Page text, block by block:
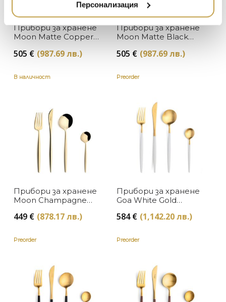
Персонализация
Прибори за хранене
Moon Matte Copper
505 € (987.69 лв.)
Прибори за хранене
Moon Matte Black
505 € (987.69 лв.)
В наличност
Прибори за хранене
Moon Champagne
449 € (878.17 лв.)
Preorder
Прибори за хранене
Goa White Gold
584€ (1,142.20 лв.)
Preorder Preorder
DUTCHBONE